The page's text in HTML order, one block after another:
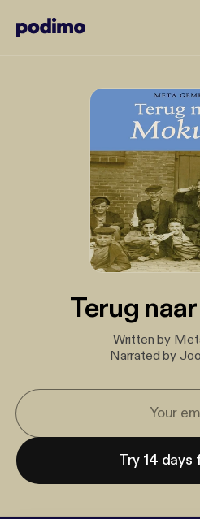
Terug
Written by
Narrated by
Try 14 days